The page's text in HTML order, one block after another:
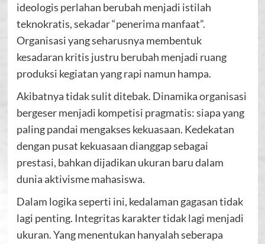
ideologis perlahan berubah menjadi istilah
teknokratis, sekadar “penerima manfaat”.
Organisasi yang seharusnya membentuk
kesadaran kritis justru berubah menjadi ruang
produksi kegiatan yang rapi namun hampa.
Akibatnya tidak sulit ditebak. Dinamika organisasi
bergeser menjadi kompetisi pragmatis: siapa yang
paling pandai mengakses kekuasaan. Kedekatan
dengan pusat kekuasaan dianggap sebagai
prestasi, bahkan dijadikan ukuran baru dalam
dunia aktivisme mahasiswa.
Dalam logika seperti ini, kedalaman gagasan tidak
lagi penting. Integritas karakter tidak lagi menjadi
ukuran. Yang menentukan hanyalah seberapa